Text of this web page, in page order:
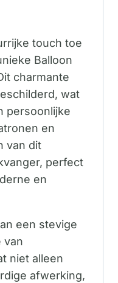
touch toe
Balloon
charmante
wat
persoonlijke
en
van dit
perfect
en
een stevige
van
niet alleen
afwerking,